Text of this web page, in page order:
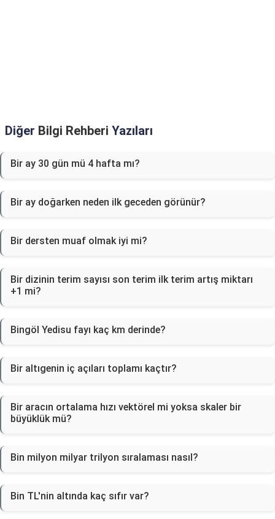
Diğer Bilgi Rehberi Yazıları
Bir ay 30 gün mü 4 hafta mı?
Bir ay doğarken neden ilk geceden görünür?
Bir dersten muaf olmak iyi mi?
Bir dizinin terim sayısı son terim ilk terim artış miktarı
+1 mi?
Bingöl Yedisu fayı kaç km derinde?
Bir altıgenin iç açıları toplamı kaçtır?
Bir aracın ortalama hızı vektörel mi yoksa skaler bir
büyüklük mü?
Bin milyon milyar trilyon sıralaması nasıl?
Bin TL'nin altında kaç sıfır var?